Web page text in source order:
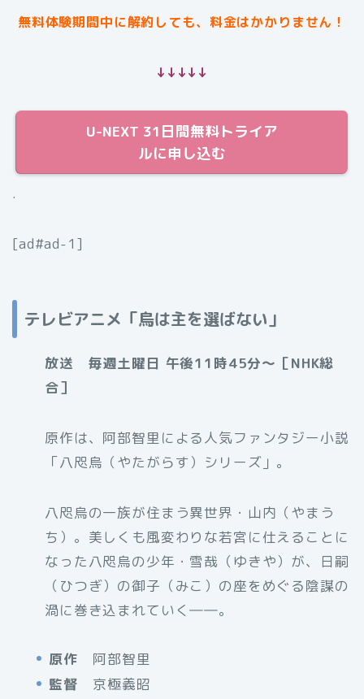
無料体験期間中に解約しても、料金はかかりません！
↓↓↓↓↓
U-NEXT 31日間無料トライア
ルに申し込む
.
[ad#ad-1]
テレビアニメ「烏は主を選ばない」
放送 毎週土曜日 午後11時45分〜［NHK総
合］
原作は、阿部智里による人気ファンタジー小説
「八咫烏（やたがらす）シリーズ」。
八咫烏の一族が住まう異世界・山内（やまう
ち）。美しくも風変わりな若宮に仕えることに
なった八咫烏の少年・雪哉（ゆきや）が、日嗣
（ひつぎ）の御子（みこ）の座をめぐる陰謀の
渦に巻き込まれていく――。
原作 阿部智里
監督 京極義昭